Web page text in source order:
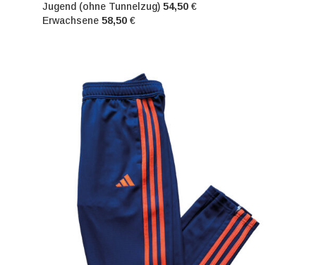
Jugend (ohne Tunnelzug) 54,50 €
Erwachsene 58,50 €